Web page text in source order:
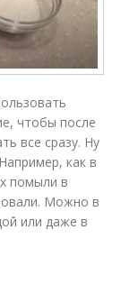
чтобы после
все сразу. Ну
как в
помыли в
Можно в
или даже в